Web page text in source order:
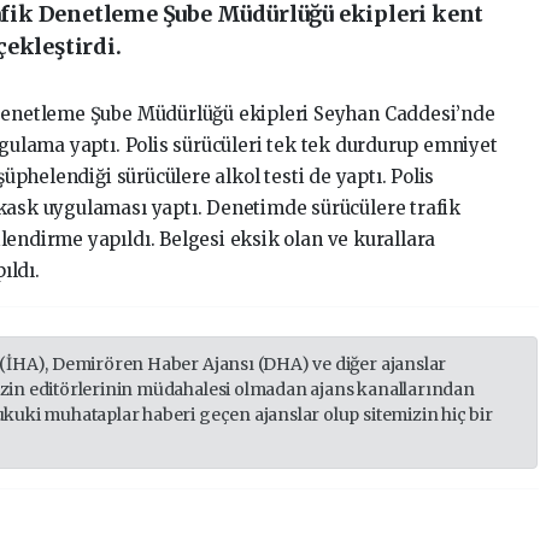
Denetleme Şube Müdürlüğü ekipleri kent
Şube Müdürlüğü ekipleri Seyhan Caddesi’nde
yaptı. Polis sürücüleri tek tek durdurup emniyet
sürücülere alkol testi de yaptı. Polis
uygulaması yaptı. Denetimde sürücülere trafik
yapıldı. Belgesi eksik olan ve kurallara
Demirören Haber Ajansı (DHA) ve diğer ajanslar
editörlerinin müdahalesi olmadan ajans kanallarından
muhataplar haberi geçen ajanslar olup sitemizin hiç bir